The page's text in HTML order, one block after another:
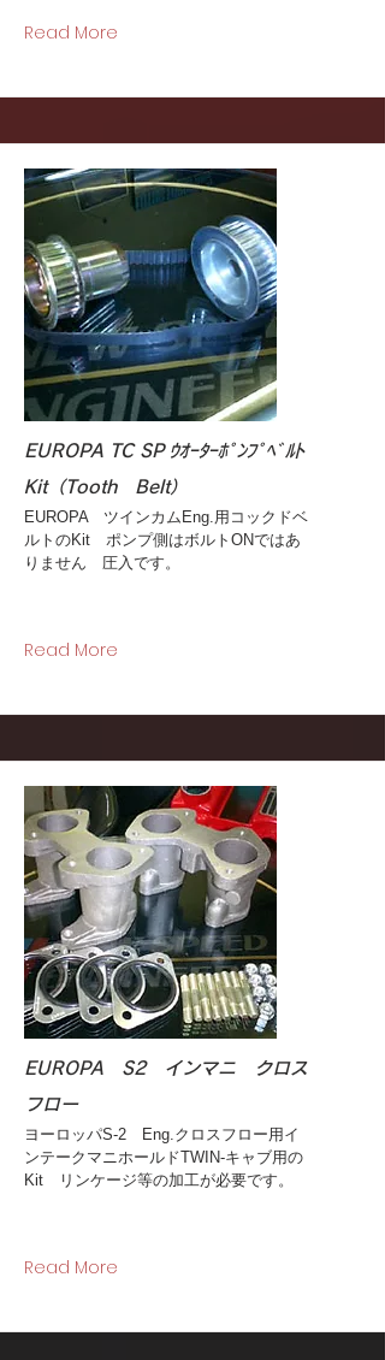
Read More
EUROPA TC SP ｳｵｰﾀｰﾎﾟﾝﾌﾟﾍﾞﾙﾄ
Kit（Tooth Belt）
EUROPA ツインカムEng.用コックドベ
ルトのKit ポンプ側はボルトONではあ
りません 圧入です。
Read More
EUROPA S2 インマニ クロス
フロー
ヨーロッパS-2 Eng.クロスフロー用イ
ンテークマニホールドTWIN-キャブ用の
Kit リンケージ等の加工が必要です。
Read More